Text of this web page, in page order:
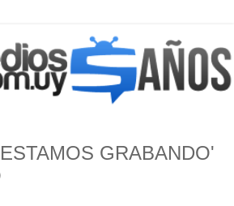
GRABANDO'